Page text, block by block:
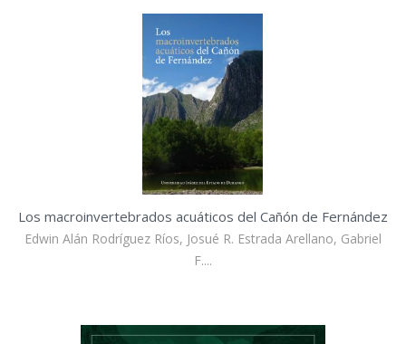
Los macroinvertebrados acuáticos del Cañón de Fernández
Edwin Alán Rodríguez Ríos, Josué R. Estrada Arellano, Gabriel
F....